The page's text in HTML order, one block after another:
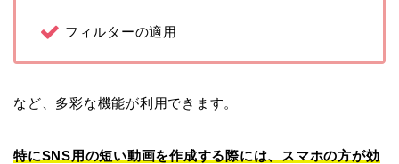
フィルターの適用
など、多彩な機能が利用できます。
特にSNS用の短い動画を作成する際には、スマホの方が効